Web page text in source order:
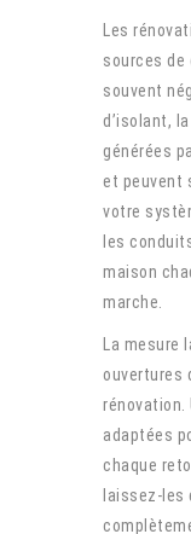
Les
sources
souvent
d’isolant,
générées
et peuvent
votre
les
maison
marche.
La
ouvertures
adaptées
chaque
laissez-les